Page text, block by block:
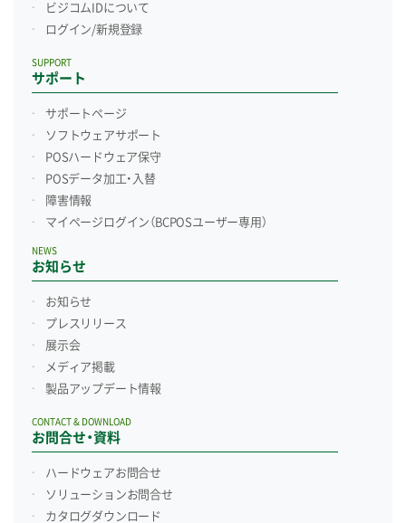
ビジコムIDについて
ログイン/新規登録
サポート
SUPPORT
サポートページ
ソフトウェアサポート
POSハードウェア保守
POSデータ加工・入替
障害情報
マイページログイン （BCPOSユーザー専用）
お知らせ
NEWS
お知らせ
プレスリリース
展示会
メディア掲載
製品アップデート情報
お問合せ・資料
CONTACT & DOWNLOAD
ハードウェアお問合せ
ソリューションお問合せ
カタログダウンロード